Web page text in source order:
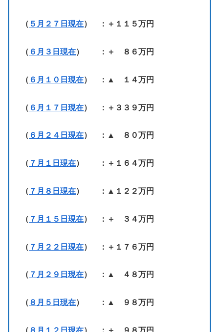
（ ５月２７日現在） ：＋１１５万円
（ ６月３日現在） ：＋ ８６万円
（ ６月１０日現在） ：▲ １４万円
（ ６月１７日現在） ：＋３３９万円
（ ６月２４日現在） ：▲ ８０万円
（ ７月１日現在） ：＋１６４万円
（ ７月８日現在） ：▲１２２万円
（ ７月１５日現在） ：＋ ３４万円
（ ７月２２日現在） ：＋１７６万円
（ ７月２９日現在） ：▲ ４８万円
（ ８月５日現在） ：▲ ９８万円
（ ８月１２日現在） ：＋ ９８万円